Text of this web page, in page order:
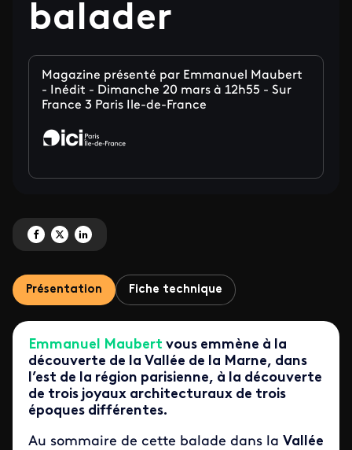
balader
Magazine présenté par Emmanuel Maubert
- Inédit - Dimanche 20 mars à 12h55 - Sur
France 3 Paris Ile-de-France
Partagez 'Histoire de se balader' sur Facebook
Partagez 'Histoire de se balader' sur X
Partagez 'Histoire de se balader' sur LinkedIn
Présentation Fiche technique
Emmanuel Maubert vous emmène à la
découverte de la Vallée de la Marne, dans
l’est de la région parisienne, à la découverte
de trois joyaux architecturaux de trois
époques différentes.
Au sommaire de cette balade dans la Vallée